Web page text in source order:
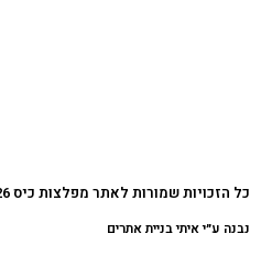
כל הזכויות שמורות לאתר מפלצות כיס 2026
נבנה ע״י איתי בניית אתרים